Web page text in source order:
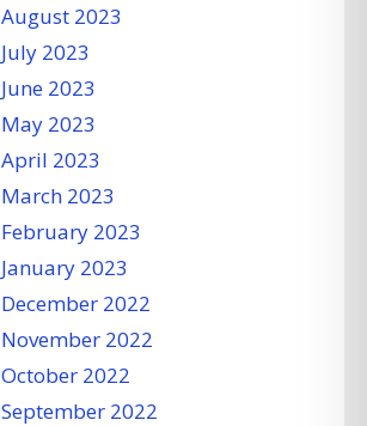
August 2023
July 2023
June 2023
May 2023
April 2023
March 2023
February 2023
January 2023
December 2022
November 2022
October 2022
September 2022